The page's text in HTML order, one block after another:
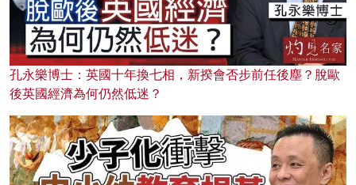
孔永樂博士：英國十年換七相，新揆會否步前任後塵？脫歐
後英國經濟為何仍然低迷？